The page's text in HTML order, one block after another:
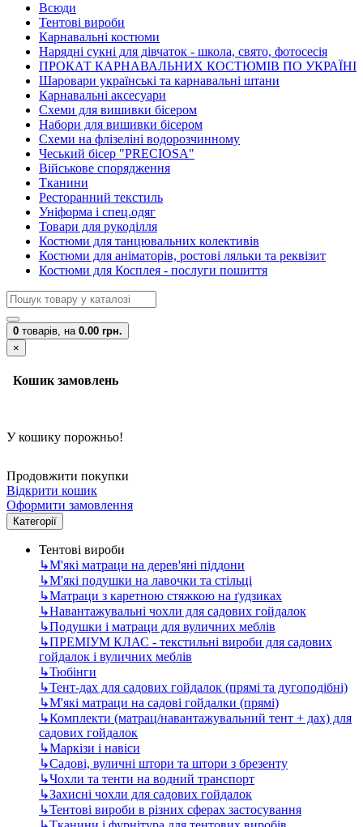
Всюди
Тентові вироби
Карнавальні костюми
Нарядні сукні для дівчаток - школа, свято, фотосесія
ПРОКАТ КАРНАВАЛЬНИХ КОСТЮМІВ ПО УКРАЇНІ
Шаровари українські та карнавальні штани
Карнавальні аксесуари
Схеми для вишивки бісером
Набори для вишивки бісером
Схеми на флізеліні водорозчинному
Чеський бісер "PRECIOSA"
Військове спорядження
Тканини
Ресторанний текстиль
Уніформа і спец.одяг
Товари для рукоділля
Костюми для танцювальних колективів
Костюми для аніматорів, ростові ляльки та реквізит
Костюми для Косплея - послуги пошиття
0 товарів, на 0.00 грн.
×
Кошик замовлень
У кошику порожньо!
Продовжити покупки
Відкрити кошик
Оформити замовлення
Категорії
Тентові вироби
↳М'які матраци на дерев'яні піддони
↳М'які подушки на лавочки та стільці
↳Матраци з каретною стяжкою на ґудзиках
↳Навантажувальні чохли для садових гойдалок
↳Подушки і матраци для вуличних меблів
↳ПРЕМІУМ КЛАС - текстильні вироби для садових
гойдалок і вуличних меблів
↳Тюбінги
↳Тент-дах для садових гойдалок (прямі та дугоподібні)
↳М'які матраци на садові гойдалки (прямі)
↳Комплекти (матрац/навантажувальний тент + дах) для
садових гойдалок
↳Маркізи і навіси
↳Садові, вуличні штори та штори з брезенту
↳Чохли та тенти на водний транспорт
↳Захисні чохли для садових гойдалок
↳Тентові вироби в різних сферах застосування